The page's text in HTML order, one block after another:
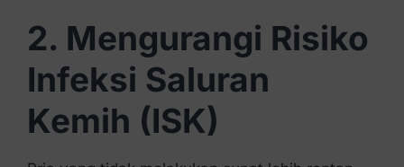
2. Mengurangi Risiko
Infeksi Saluran
Kemih (ISK)